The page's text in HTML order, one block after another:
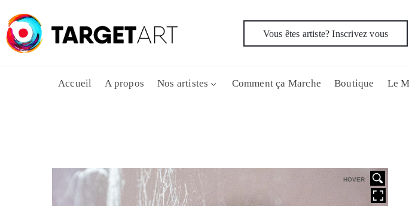
Vous êtes artiste? Inscrivez vous
Accueil A propos Nos artistes Comment ça Marche Boutique Le
HOVER